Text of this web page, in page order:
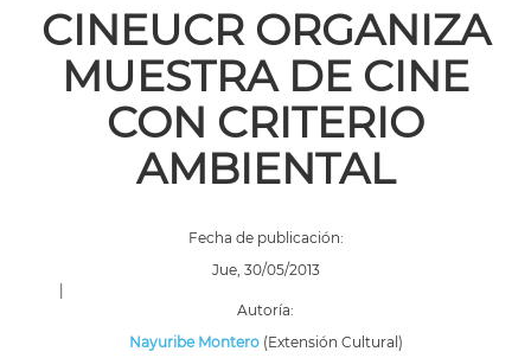
ayuda
a
la
navegación
CINEUCR ORGANIZA
MUESTRA DE CINE
CON CRITERIO
AMBIENTAL
Fecha de publicación:
Jue, 30/05/2013
|
Autoría:
Nayuribe Montero(Extensión Cultural)